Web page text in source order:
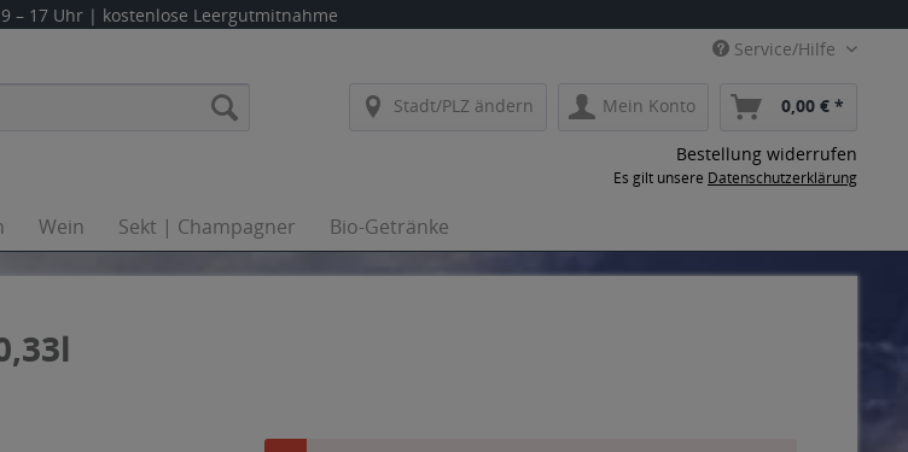
– 17 Uhr | kostenlose Leergutmitnahme
Service/Hilfe
Stadt/PLZ ändern Mein Konto 0,00 € *
Bestellung widerrufen
Es gilt unsere Datenschutzerklärung
Wein Sekt | Champagner Bio-Getränke